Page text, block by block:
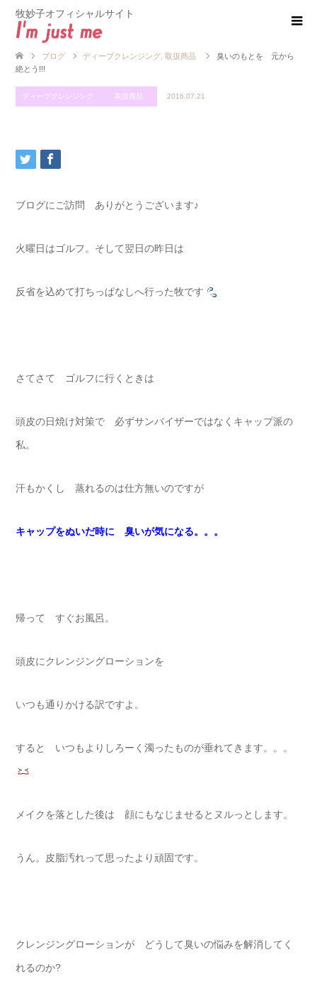
牧妙子オフィシャルサイト
ブログ ディープクレンジング 取扱商品
臭いのもとを 元から
絶とう!!!
ディープクレンジング 取扱商品 2016.07.21
ブログにご訪問 ありがとうございます♪
火曜日はゴルフ。そして翌日の昨日は
反省を込めて打ちっぱなしへ行った牧です
さてさて ゴルフに行くときは
頭皮の日焼け対策で 必ずサンバイザーではなくキャップ派の
私。
汗もかくし 蒸れるのは仕方無いのですが
キャップをぬいだ時に 臭いが気になる。。。
帰って すぐお風呂。
頭皮にクレンジングローションを
いつも通りかける訳ですよ。
すると いつもよりしろーく濁ったものが垂れてきます。。。
メイクを落とした後は 顔にもなじませるとヌルっとします。
うん。皮脂汚れって思ったより頑固です。
クレンジングローションが どうして臭いの悩みを解消してく
れるのか?